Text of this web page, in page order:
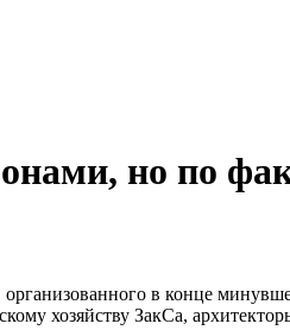
но по
организованного в конце
хозяйству ЗакСа,